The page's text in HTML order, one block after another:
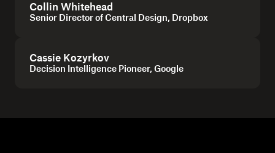
Collin Whitehead
Senior Director of Central Design, Dropbox
Cassie Kozyrkov
Decision Intelligence Pioneer, Google